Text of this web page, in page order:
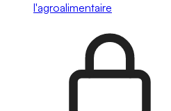
l'agroalimentaire